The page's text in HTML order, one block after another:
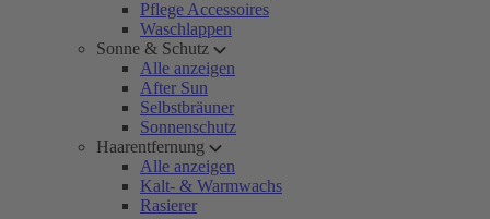
Pflege Accessoires
Waschlappen
Sonne & Schutz
Alle anzeigen
After Sun
Selbstbräuner
Sonnenschutz
Haarentfernung
Alle anzeigen
Kalt- & Warmwachs
Rasierer